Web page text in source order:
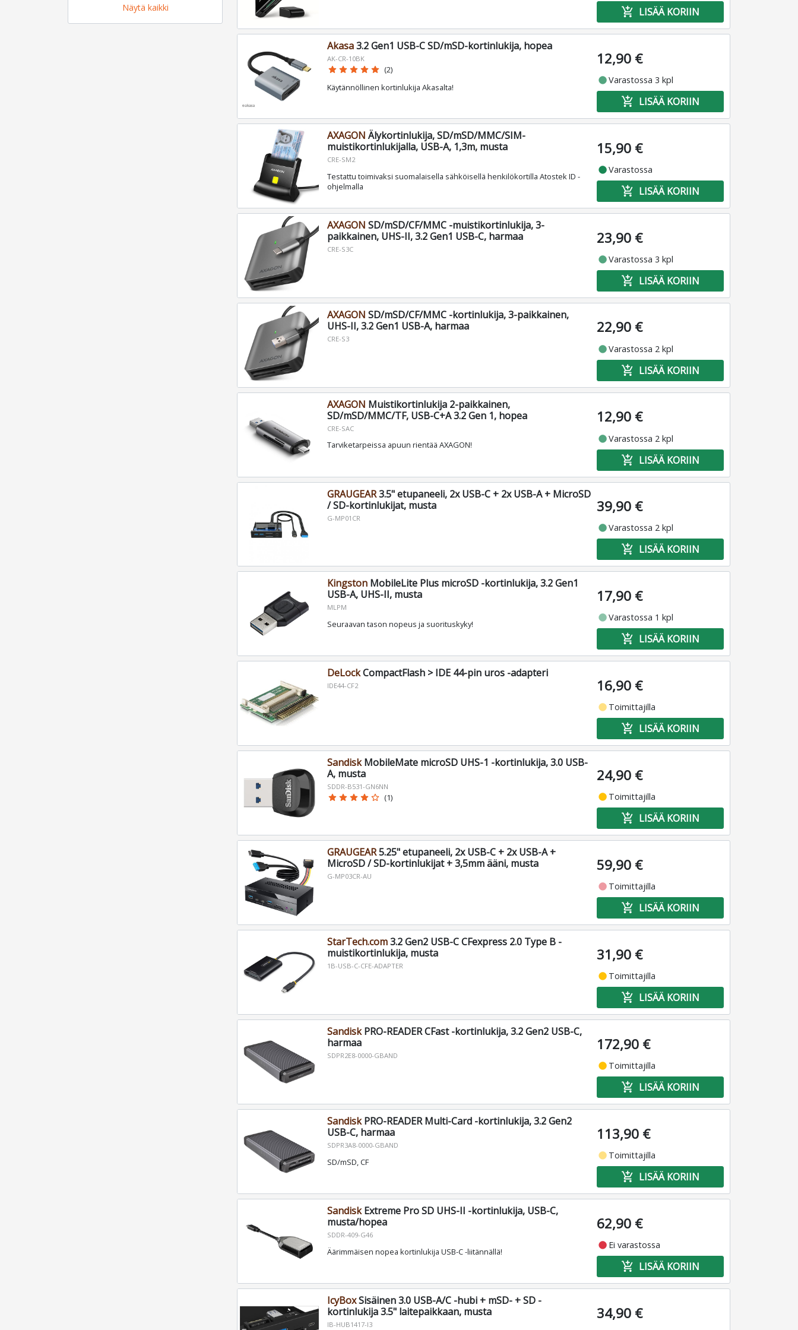
Näytä kaikki add_shopping_cart LISÄÄ KORIIN
Akasa3.2 Gen1 USB-C SD/mSD-kortinlukija, hopea
AK-CR-10BK
star star star star star (2)
Käytännöllinen kortinlukija Akasalta!
12,90 €
fiber_manual_recordVarastossa 3 kpl
add_shopping_cart LISÄÄ KORIIN
AXAGON Älykortinlukija, SD/mSD/MMC/SIM-
muistikortinlukijalla, USB-A, 1,3m, musta
CRE-SM2
Testattu toimivaksi suomalaisella sähköisellä henkilökortilla Atostek ID -
ohjelmalla
15,90 €
fiber_manual_recordVarastossa
add_shopping_cart LISÄÄ KORIIN
AXAGON SD/mSD/CF/MMC -muistikortinlukija, 3-
paikkainen, UHS-II, 3.2 Gen1 USB-C, harmaa
CRE-S3C
23,90 €
fiber_manual_recordVarastossa 3 kpl
add_shopping_cart LISÄÄ KORIIN
AXAGON SD/mSD/CF/MMC -kortinlukija, 3-paikkainen,
UHS-II, 3.2 Gen1 USB-A, harmaa
CRE-S3
22,90 €
fiber_manual_recordVarastossa 2 kpl
add_shopping_cart LISÄÄ KORIIN
AXAGON Muistikortinlukija 2-paikkainen,
SD/mSD/MMC/TF, USB-C+A 3.2 Gen 1, hopea
CRE-SAC
Tarviketarpeissa apuun rientää AXAGON!
12,90 €
fiber_manual_recordVarastossa 2 kpl
add_shopping_cart LISÄÄ KORIIN
GRAUGEAR3.5" etupaneeli, 2x USB-C + 2x USB-A + MicroSD
/ SD-kortinlukijat, musta
G-MP01CR
39,90 €
fiber_manual_recordVarastossa 2 kpl
add_shopping_cart LISÄÄ KORIIN
KingstonMobileLite Plus microSD -kortinlukija, 3.2 Gen1
USB-A, UHS-II, musta
MLPM
Seuraavan tason nopeus ja suorituskyky!
17,90 €
fiber_manual_recordVarastossa 1 kpl
add_shopping_cart LISÄÄ KORIIN
DeLockCompactFlash > IDE 44-pin uros -adapteri
IDE44-CF2 16,90 €
fiber_manual_record Toimittajilla
add_shopping_cart LISÄÄ KORIIN
SandiskMobileMate microSD UHS-1 -kortinlukija, 3.0 USB-
A, musta
SDDR-B531-GN6NN
star star star star star_border (1)
24,90 €
fiber_manual_record Toimittajilla
add_shopping_cart LISÄÄ KORIIN
GRAUGEAR5.25" etupaneeli, 2x USB-C + 2x USB-A +
MicroSD / SD-kortinlukijat + 3,5mm ääni, musta
G-MP03CR-AU
59,90 €
fiber_manual_record Toimittajilla
add_shopping_cart LISÄÄ KORIIN
StarTech.com3.2 Gen2 USB-C CFexpress 2.0 Type B -
muistikortinlukija, musta
1B-USB-C-CFE-ADAPTER
31,90 €
fiber_manual_record Toimittajilla
add_shopping_cart LISÄÄ KORIIN
SandiskPRO-READER CFast -kortinlukija, 3.2 Gen2 USB-C,
harmaa
SDPR2E8-0000-GBAND
172,90 €
fiber_manual_record Toimittajilla
add_shopping_cart LISÄÄ KORIIN
SandiskPRO-READER Multi-Card -kortinlukija, 3.2 Gen2
USB-C, harmaa
SDPR3A8-0000-GBAND
SD/mSD, CF
113,90 €
fiber_manual_record Toimittajilla
add_shopping_cart LISÄÄ KORIIN
SandiskExtreme Pro SD UHS-II -kortinlukija, USB-C,
musta/hopea
SDDR-409-G46
Äärimmäisen nopea kortinlukija USB-C -liitännällä!
62,90 €
fiber_manual_record Ei varastossa
add_shopping_cart LISÄÄ KORIIN
IcyBoxSisäinen 3.0 USB-A/C -hubi + mSD- + SD -
kortinlukija 3.5" laitepaikkaan, musta
IB-HUB1417-I3
34,90 €